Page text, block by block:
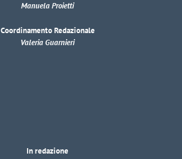
Manuela Proietti
Coordinamento Redazionale
Valeria Guarnieri
In redazione